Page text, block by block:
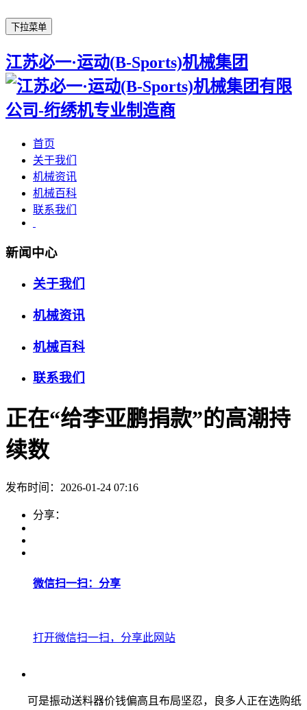
下拉菜单
江苏必一·运动(B-Sports)机械集团
首页
关于我们
机械资讯
机械百科
联系我们
新闻中心
关于我们
机械资讯
机械百科
联系我们
正在“给李亚鹏捐款”的高潮持
续数
发布时间：2026-01-24 07:16
分享：
微信扫一扫：分享
打开微信扫一扫，分享此网站
可是振动送料器价钱偏高且布局坚忍，良多人正在选购纸